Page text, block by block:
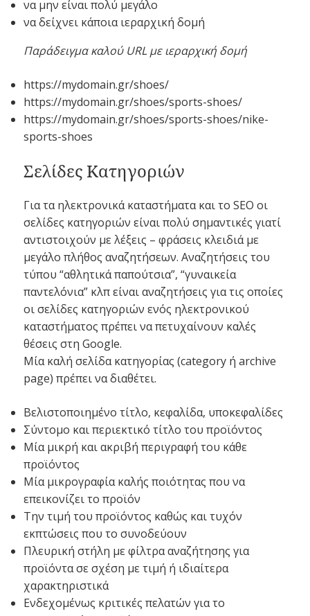
να μην είναι πολύ μεγάλο
να δείχνει κάποια ιεραρχική δομή
Παράδειγμα καλού URL με ιεραρχική δομή
https://mydomain.gr/shoes/
https://mydomain.gr/shoes/sports-shoes/
https://mydomain.gr/shoes/sports-shoes/nike-
sports-shoes
Σελίδες Κατηγοριών
Για τα ηλεκτρονικά καταστήματα και το SEO οι
σελίδες κατηγοριών είναι πολύ σημαντικές γιατί
αντιστοιχούν με λέξεις – φράσεις κλειδιά με
μεγάλο πλήθος αναζητήσεων. Αναζητήσεις του
τύπου “αθλητικά παπούτσια”, “γυναικεία
παντελόνια” κλπ είναι αναζητήσεις για τις οποίες
οι σελίδες κατηγοριών ενός ηλεκτρονικού
καταστήματος πρέπει να πετυχαίνουν καλές
θέσεις στη Google.
Μία καλή σελίδα κατηγορίας (category ή archive
page) πρέπει να διαθέτει.
Βελιστοποιημένο τίτλο, κεφαλίδα, υποκεφαλίδες
Σύντομο και περιεκτικό τίτλο του προϊόντος
Μία μικρή και ακριβή περιγραφή του κάθε
προϊόντος
Μία μικρογραφία καλής ποιότητας που να
επεικονίζει το προϊόν
Την τιμή του προϊόντος καθώς και τυχόν
εκπτώσεις που το συνοδεύουν
Πλευρική στήλη με φίλτρα αναζήτησης για
προϊόντα σε σχέση με τιμή ή ιδιαίτερα
χαρακτηριστικά
Ενδεχομένως κριτικές πελατών για το